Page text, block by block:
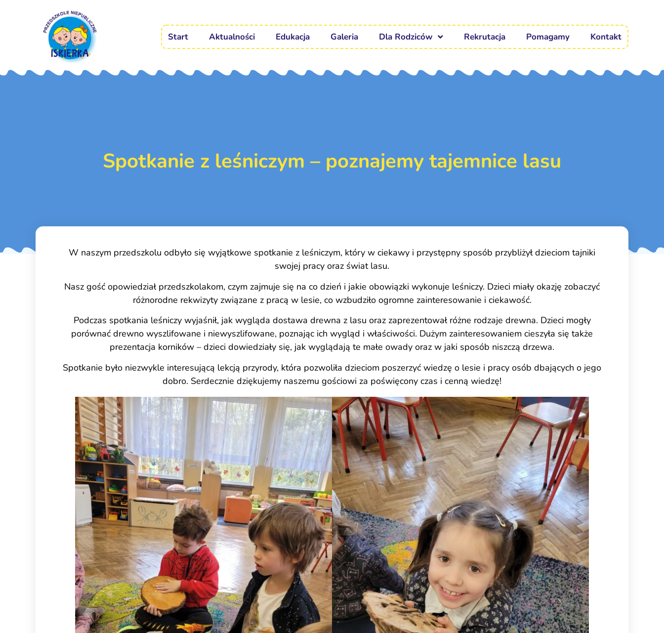
Start Aktualności Edukacja Galeria Dla Rodziców Rekrutacja Pomagamy Kontakt
Spotkanie z leśniczym – poznajemy tajemnice lasu
W naszym przedszkolu odbyło się wyjątkowe spotkanie z leśniczym, który w ciekawy i przystępny sposób przybliżył dzieciom tajniki
swojej pracy oraz świat lasu.
Nasz gość opowiedział przedszkolakom, czym zajmuje się na co dzień i jakie obowiązki wykonuje leśniczy. Dzieci miały okazję zobaczyć
różnorodne rekwizyty związane z pracą w lesie, co wzbudziło ogromne zainteresowanie i ciekawość.
Podczas spotkania leśniczy wyjaśnił, jak wygląda dostawa drewna z lasu oraz zaprezentował różne rodzaje drewna. Dzieci mogły
porównać drewno wyszlifowane i niewyszlifowane, poznając ich wygląd i właściwości. Dużym zainteresowaniem cieszyła się także
prezentacja korników – dzieci dowiedziały się, jak wyglądają te małe owady oraz w jaki sposób niszczą drzewa.
Spotkanie było niezwykle interesującą lekcją przyrody, która pozwoliła dzieciom poszerzyć wiedzę o lesie i pracy osób dbających o jego
dobro. Serdecznie dziękujemy naszemu gościowi za poświęcony czas i cenną wiedzę!